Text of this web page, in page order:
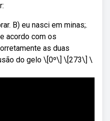
B) eu nasci em minas;.
acordo com os
as duas
do gelo \[0º\] \[273\] \